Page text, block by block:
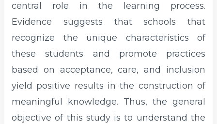
central role in the learning process.
Evidence suggests that schools that
recognize the unique characteristics of
these students and promote practices
based on acceptance, care, and inclusion
yield positive results in the construction of
meaningful knowledge. Thus, the general
objective of this study is to understand the